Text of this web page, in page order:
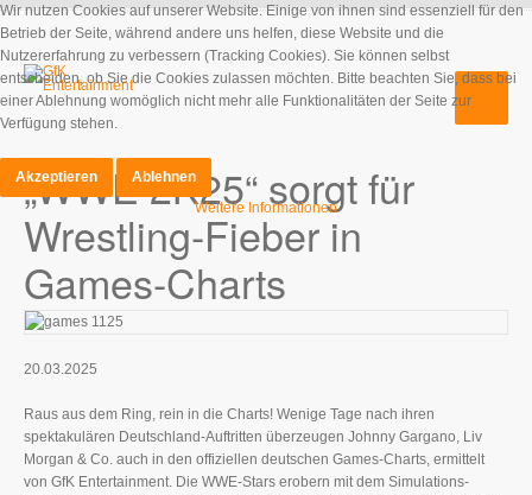
„WWE 2K25“ sorgt für
Wrestling-Fieber in
Games-Charts
20.03.2025
Raus aus dem Ring, rein in die Charts! Wenige Tage nach ihren
spektakulären Deutschland-Auftritten überzeugen Johnny Gargano, Liv
Morgan & Co. auch in den offiziellen deutschen Games-Charts, ermittelt
von GfK Entertainment. Die WWE-Stars erobern mit dem Simulations-
Wir nutzen Cookies auf unserer Website. Einige von ihnen sind essenziell für den
Betrieb der Seite, während andere uns helfen, diese Website und die
Nutzererfahrung zu verbessern (Tracking Cookies). Sie können selbst
entscheiden, ob Sie die Cookies zulassen möchten. Bitte beachten Sie, dass bei
einer Ablehnung womöglich nicht mehr alle Funktionalitäten der Seite zur
Verfügung stehen.
Akzeptieren
Ablehnen
Weitere Informationen